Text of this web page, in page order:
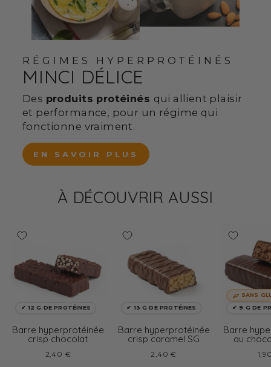
RÉGIMES HYPERPROTÉINÉS
MINCI DÉLICE
Des produits protéinés qui allient plaisir
et performance, pour un régime qui
fonctionne vraiment.
EN SAVOIR PLUS
À DÉCOUVRIR AUSSI
✔ 12 G DE PROTÉINES
Barre hyperprotéinée
crisp chocolat
2,40 €
✔ 13 G DE PROTÉINES
Barre hyperprotéinée
crisp caramel SG
2,40 €
SANS
✔ 9 G DE
Barre
au